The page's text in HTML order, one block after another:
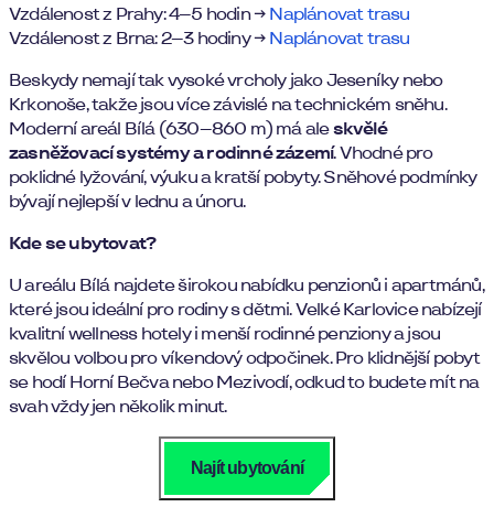
Vzdálenost z Prahy: 4–5 hodin →Naplánovat trasu
Vzdálenost z Brna: 2–3 hodiny →Naplánovat trasu
Beskydy nemají tak vysoké vrcholy jako Jeseníky nebo
Krkonoše, takže jsou více závislé na technickém sněhu.
Moderní areál Bílá (630–860 m) má aleskvělé
zasněžovací systémy a rodinné zázemí. Vhodné pro
poklidné lyžování, výuku a kratší pobyty. Sněhové podmínky
bývají nejlepší v lednu a únoru.
Kde se ubytovat?
U areálu Bílá najdete širokou nabídku penzionů i apartmánů,
které jsou ideální pro rodiny s dětmi. Velké Karlovice nabízejí
kvalitní wellness hotely i menší rodinné penziony a jsou
skvělou volbou pro víkendový odpočinek. Pro klidnější pobyt
se hodí Horní Bečva nebo Mezivodí, odkud to budete mít na
svah vždy jen několik minut.
Najít ubytování